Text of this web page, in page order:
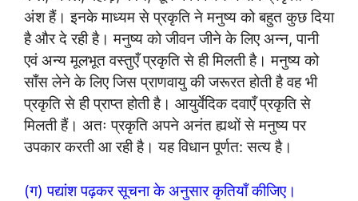
अंश हैं। इनके माध्यम से प्रकृति ने मनुष्य को बहुत कुछ दिया
है और दे रही है। मनुष्य को जीवन जीने के लिए अन्न, पानी
एवं अन्य मूलभूत वस्तुएँ प्रकृति से ही मिलती है। मनुष्य को
साँस लेने के लिए जिस प्राणवायु की जरूरत होती है वह भी
प्रकृति से ही प्राप्त होती है। आयुर्वेदिक दवाएँ प्रकृति से
मिलती हैं। अतः प्रकृति अपने अनंत ह्यथों से मनुष्य पर
उपकार करती आ रही है। यह विधान पूर्णत: सत्य है।
(ग) पद्यांश पढ़कर सूचना के अनुसार कृतियाँ कीजिए।